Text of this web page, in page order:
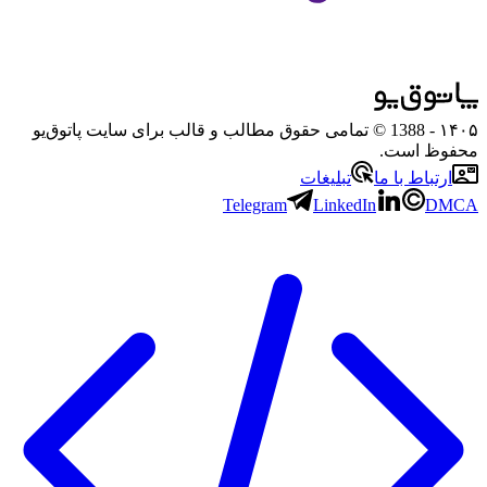
۱۴۰۵
- 1388 © تمامی حقوق مطالب و قالب برای سایت پاتوق‌یو
محفوظ است.
ارتباط با ما
تبلیغات
Telegram
LinkedIn DMCA